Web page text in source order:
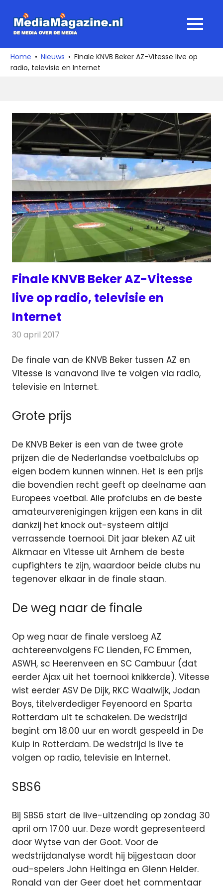
naar
media
over
de
MENU
Home Nieuws
Finale KNVB Beker AZ-Vitesse live op
radio, televisie en Internet
Finale KNVB Beker AZ-Vitesse
live op radio, televisie en
Internet
30 april 2017
De finale van de KNVB Beker tussen AZ en
Vitesse is vanavond live te volgen via radio,
televisie en Internet.
Grote prijs
De KNVB Beker is een van de twee grote
prijzen die de Nederlandse voetbalclubs op
eigen bodem kunnen winnen. Het is een prijs
die bovendien recht geeft op deelname aan
Europees voetbal. Alle profclubs en de beste
amateurverenigingen krijgen een kans in dit
dankzij het knock out-systeem altijd
verrassende toernooi. Dit jaar bleken AZ uit
Alkmaar en Vitesse uit Arnhem de beste
cupfighters te zijn, waardoor beide clubs nu
tegenover elkaar in de finale staan.
De weg naar de finale
Op weg naar de finale versloeg AZ
achtereenvolgens FC Lienden, FC Emmen,
ASWH, sc Heerenveen en SC Cambuur (dat
eerder Ajax uit het toernooi knikkerde). Vitesse
wist eerder ASV De Dijk, RKC Waalwijk, Jodan
Boys, titelverdediger Feyenoord en Sparta
Rotterdam uit te schakelen. De wedstrijd
begint om 18.00 uur en wordt gespeeld in De
Kuip in Rotterdam. De wedstrijd is live te
volgen op radio, televisie en Internet.
SBS6
Bij SBS6 start de live-uitzending op zondag 30
april om 17.00 uur. Deze wordt gepresenteerd
door Wytse van der Goot. Voor de
wedstrijdanalyse wordt hij bijgestaan door
oud-spelers John Heitinga en Glenn Helder.
Ronald van der Geer doet het commentaar